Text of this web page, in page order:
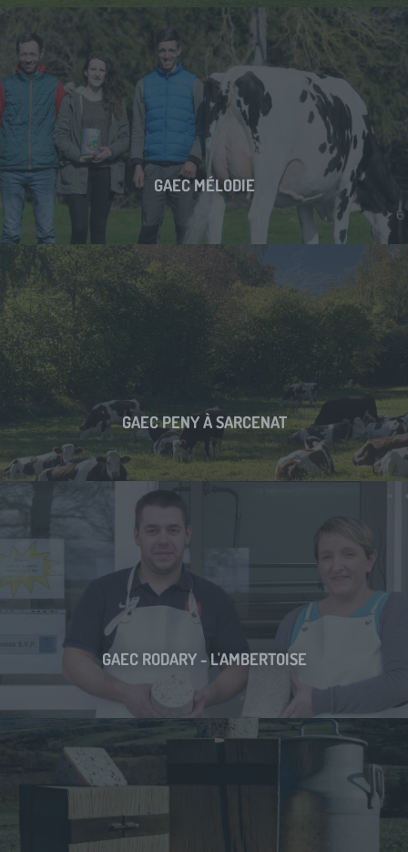
GAEC MÉLODIE
GAEC PENY À SARCENAT
GAEC RODARY - L'AMBERTOISE